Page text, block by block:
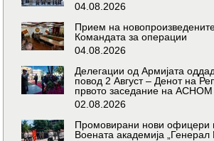
04.08.2026
Прием на
Командата за операции
04.08.2026
Делегации од Армијата
повод 2 Август – Денот на
првото заседание на АСНОМ
02.08.2026
Промовирани нови офицери
Воената академија